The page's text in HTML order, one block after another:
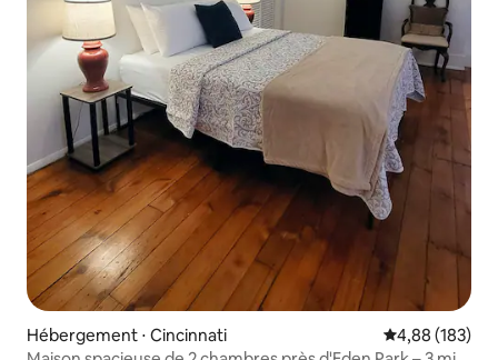
Hébergement ⋅ Cincinnati Évaluation
4,88 (183)